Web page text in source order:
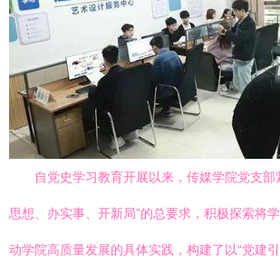
自党史学习教育开展以来，传媒学院党支部
思想、办实事、开新局”的总要求，积极探索将
动学院高质量发展的具体实践，构建了以“党建